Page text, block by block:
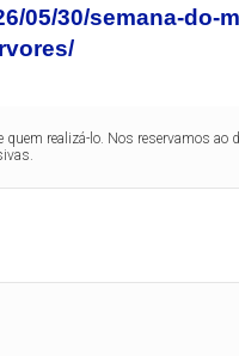
05/30/semana-do-
realizá-lo. Nos reservamos